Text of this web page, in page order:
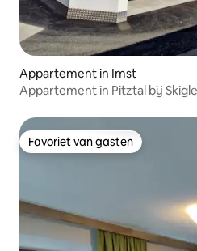
Appartement in Imst
Appartement in Pitztal bij
Favoriet van gasten
Favoriet van gasten